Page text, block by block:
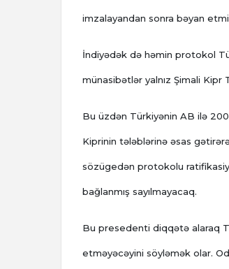
imzalayandan sonra bəyan
İndiyədək də həmin protokol
münasibətlər yalnız Şimali
Bu üzdən Türkiyənin AB ilə
Kiprinin tələblərinə əsas
sözügedən protokolu
bağlanmış sayılmayacaq.
Bu presedenti diqqətə alaraq
etməyəcəyini söyləmək olar.